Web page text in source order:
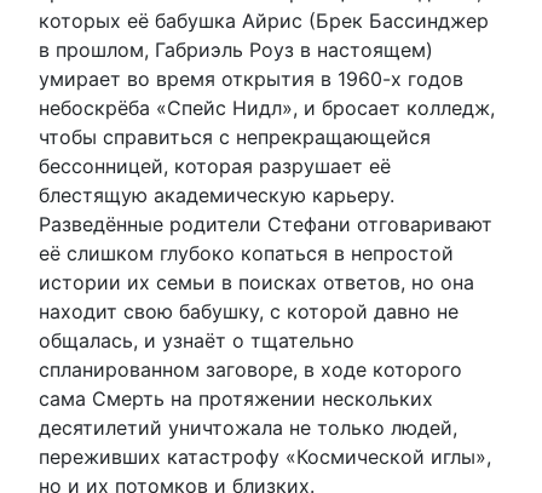
которых её бабушка Айрис (Брек Бассинджер
в прошлом, Габриэль Роуз в настоящем)
умирает во время открытия в 1960-х годов
небоскрёба «Спейс Нидл», и бросает колледж,
чтобы справиться с непрекращающейся
бессонницей, которая разрушает её
блестящую академическую карьеру.
Разведённые родители Стефани отговаривают
её слишком глубоко копаться в непростой
истории их семьи в поисках ответов, но она
находит свою бабушку, с которой давно не
общалась, и узнаёт о тщательно
спланированном заговоре, в ходе которого
сама Смерть на протяжении нескольких
десятилетий уничтожала не только людей,
переживших катастрофу «Космической иглы»,
но и их потомков и близких.